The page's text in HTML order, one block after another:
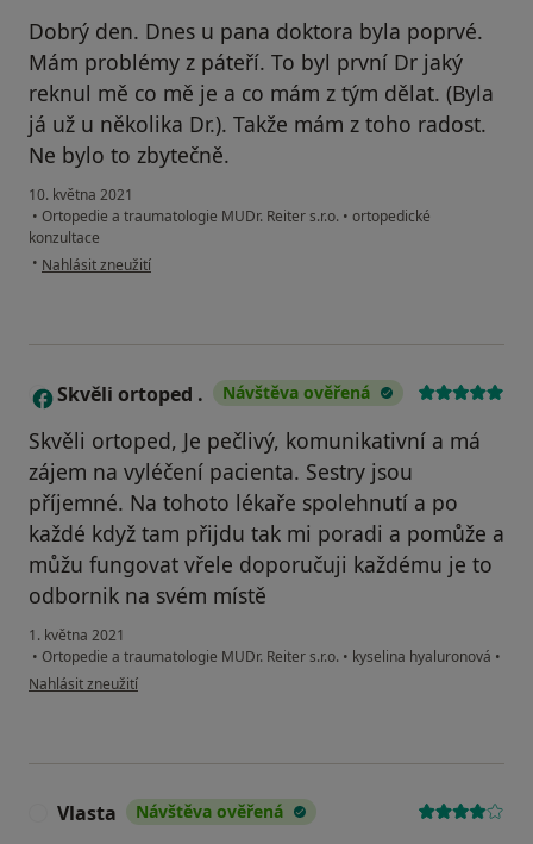
Dobrý den. Dnes u pana doktora byla poprvé.
Mám problémy z páteří. To byl první Dr jaký
reknul mě co mě je a co mám z tým dělat. (Byla
já už u několika Dr.). Takže mám z toho radost.
Ne bylo to zbytečně.
10. května 2021
• Ortopedie a traumatologie MUDr. Reiter s.r.o. • ortopedické
konzultace
• podle názoru uživatele Y.H
Nahlásit zneužití
S Skvěli ortoped . Návštěva ověřená
Skvěli ortoped, Je pečlivý, komunikativní a má
zájem na vyléčení pacienta. Sestry jsou
příjemné. Na tohoto lékaře spolehnutí a po
každé když tam přijdu tak mi poradi a pomůže a
můžu fungovat vřele doporučuji každému je to
odbornik na svém místě
1. května 2021
• Ortopedie a traumatologie MUDr. Reiter s.r.o. • kyselina hyaluronová •
podle názoru uživatele Skvěli ortoped .
Nahlásit zneužití
Vlasta Návštěva ověřená